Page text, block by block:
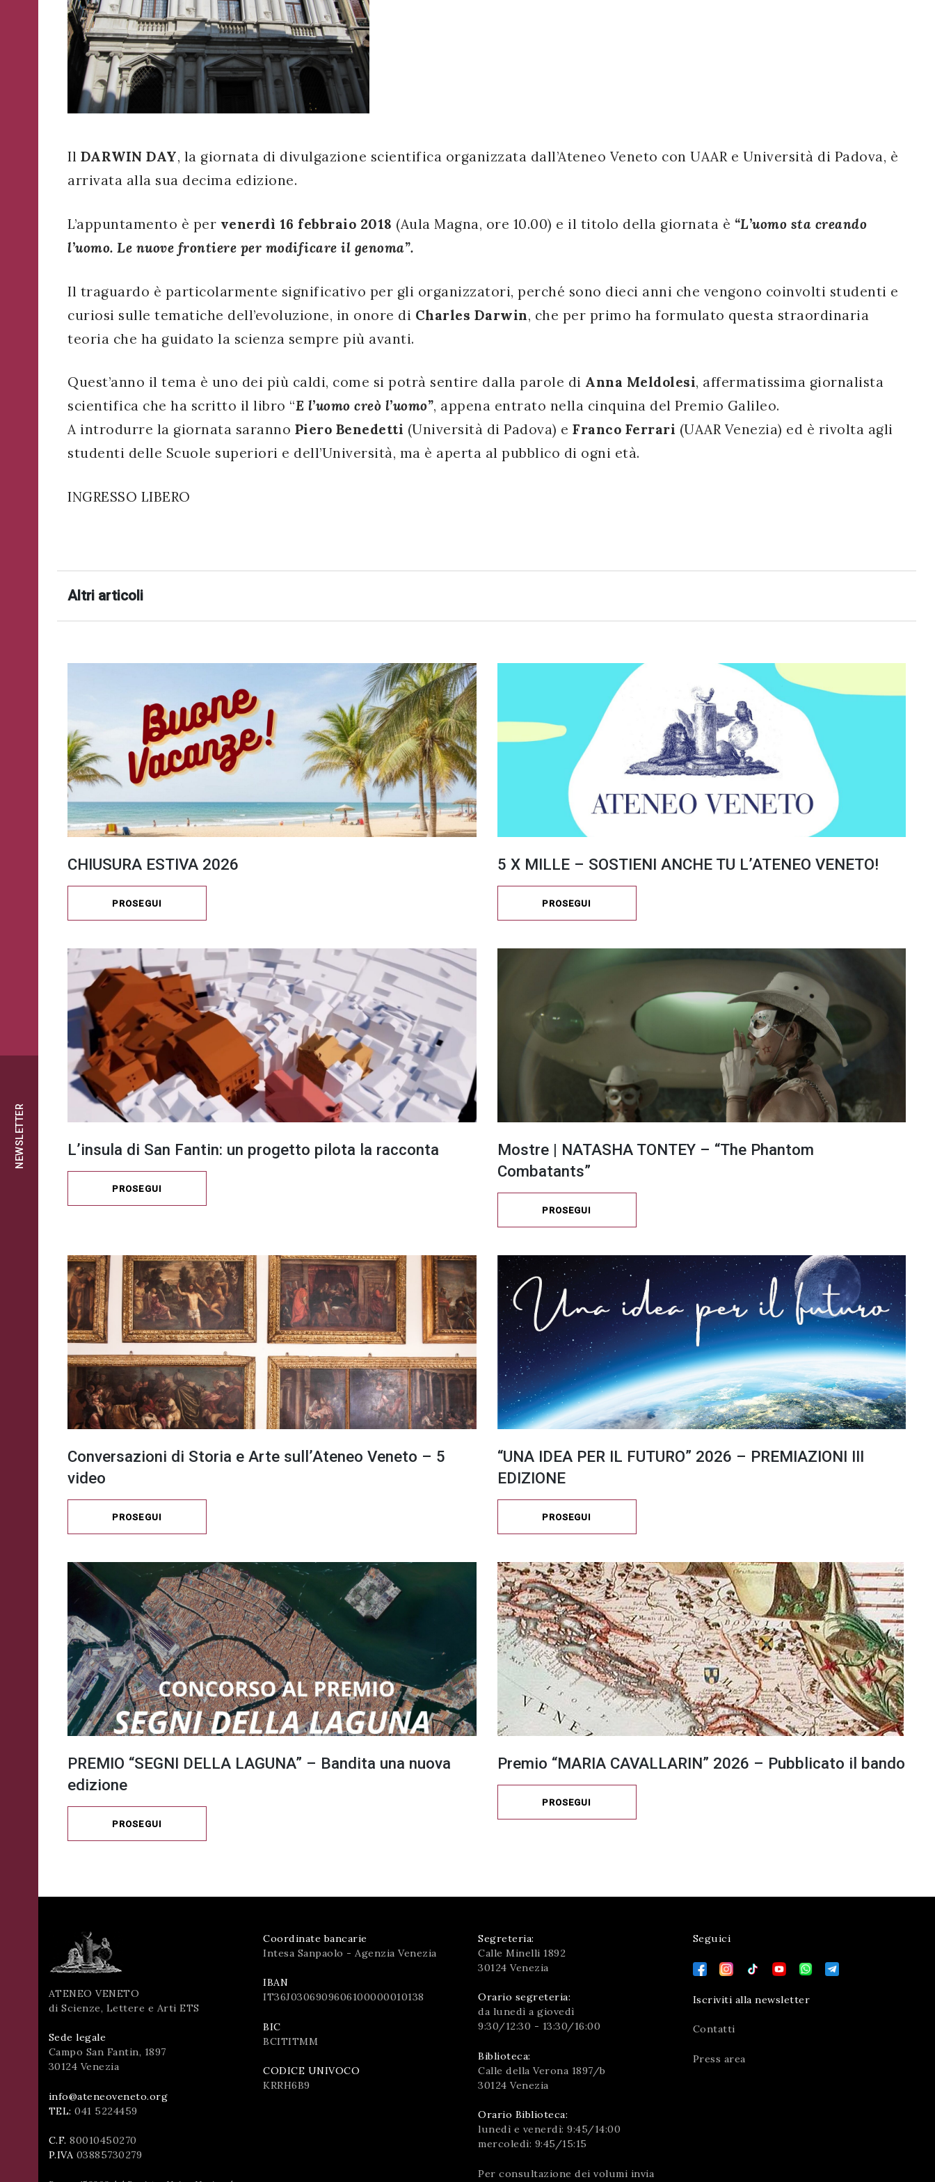
NEWSLETTER
ISCRIVITI
Acconsento
personali in
decreto
196/03
Il DARWIN DAY, la giornata di divulgazione scientifica organizzata dall’Ateneo Veneto con UAAR e Università di Padova, è
arrivata alla sua decima edizione.
L’appuntamento è per venerdì 16 febbraio 2018 (Aula Magna, ore 10.00) e il titolo della giornata è “L’uomo sta creando
l’uomo. Le nuove frontiere per modificare il genoma”.
Il traguardo è particolarmente significativo per gli organizzatori, perché sono dieci anni che vengono coinvolti studenti e
curiosi sulle tematiche dell’evoluzione, in onore di Charles Darwin, che per primo ha formulato questa straordinaria
teoria che ha guidato la scienza sempre più avanti.
Quest’anno il tema è uno dei più caldi, come si potrà sentire dalla parole di Anna Meldolesi, affermatissima giornalista
scientifica che ha scritto il libro “E l’uomo creò l’uomo”, appena entrato nella cinquina del Premio Galileo.
A introdurre la giornata saranno Piero Benedetti (Università di Padova) e Franco Ferrari (UAAR Venezia) ed è rivolta agli
studenti delle Scuole superiori e dell’Università, ma è aperta al pubblico di ogni età.
INGRESSO LIBERO
Altri articoli
CHIUSURA ESTIVA 2026
PROSEGUI
5 X MILLE – SOSTIENI ANCHE TU L’ATENEO VENETO!
PROSEGUI
L’insula di San Fantin: un progetto pilota la racconta
PROSEGUI
Mostre | NATASHA TONTEY – “The Phantom
Combatants”
PROSEGUI
Conversazioni di Storia e Arte sull’Ateneo Veneto – 5
video
PROSEGUI
“UNA IDEA PER IL FUTURO” 2026 – PREMIAZIONI III
EDIZIONE
PROSEGUI
PREMIO “SEGNI DELLA LAGUNA” – Bandita una nuova
edizione
PROSEGUI
Premio “MARIA CAVALLARIN” 2026 – Pubblicato il bando
PROSEGUI
Acconsento
all'uso dei
accordo
con il
196/03
Registrazione
avvenuta con
successo!
ATENEO VENETO
di Scienze, Lettere e Arti ETS
Sede legale
Campo San Fantin, 1897
30124 Venezia
info@ateneoveneto.org
TEL: 041 5224459
C.F. 80010450270
P.IVA 03885730279
Coordinate bancarie
Intesa Sanpaolo - Agenzia Venezia
IBAN
IT36J0306909606100000010138
BIC
BCITITMM
CODICE UNIVOCO
KRRH6B9
Segreteria:
Calle Minelli 1892
30124 Venezia
Orario segreteria:
da lunedì a giovedì
9:30/12:30 - 13:30/16:00
Biblioteca:
Calle della Verona 1897/b
30124 Venezia
Orario Biblioteca:
lunedì e venerdì: 9:45/14:00
mercoledì: 9:45/15:15
Per consultazione dei volumi invia
Seguici
Iscriviti alla newsletter
Contatti
Press area